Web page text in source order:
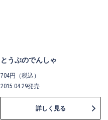
とうぶのでんしゃ
704円（税込）
2015.04.29発売
詳しく見る